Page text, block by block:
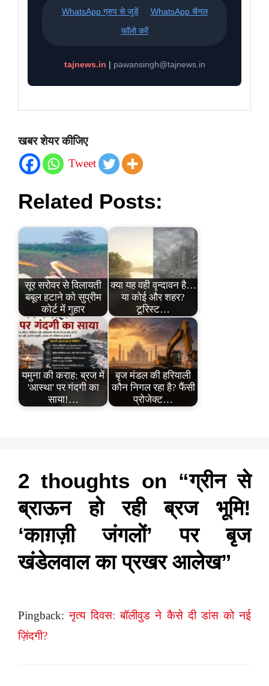
WhatsApp ग्रुप से जुड़ें
WhatsApp चैनल
फॉलो करें
tajnews.in | pawansingh@tajnews.in
खबर शेयर कीजिए
Tweet
Related Posts:
सूर सरोवर से विलायती
बबूल हटाने को सुप्रीम
कोर्ट में गुहार
क्या यह वही वृन्दावन है…
या कोई और शहर?
टूरिस्ट…
यमुना की कराह: ब्रज में
'आस्था' पर गंदगी का
साया!…
बृज मंडल की हरियाली
कौन निगल रहा है? फैंसी
प्रोजेक्ट…
2 thoughts on “ग्रीन से
ब्राऊन हो रही ब्रज भूमि!
‘काग़ज़ी जंगलों’ पर बृज
खंडेलवाल का प्रखर आलेख”
Pingback:नृत्य दिवस: बॉलीवुड ने कैसे दी डांस को नई
ज़िंदगी?